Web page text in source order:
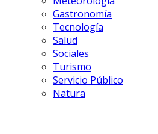
Gastronomía
Tecnología
Salud
Sociales
Turismo
Servicio Público
Natura